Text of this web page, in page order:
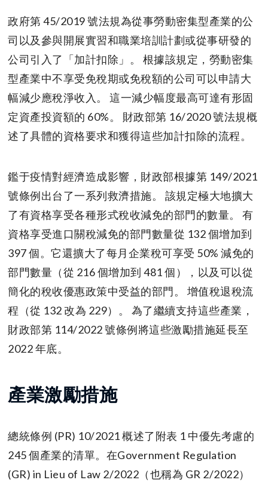
政府第 45/2019 號法規為從事勞動密集型產業的公
司以及參與開展實習和職業培訓計劃或從事研發的
公司引入了「加計扣除」。 根據該規定，勞動密集
型產業中不享受免稅期或免稅額的公司可以申請大
幅減少應稅淨收入。 這一減少幅度最高可達有形固
定資產投資額的 60%。 財政部第 16/2020 號法規概
述了具體的資格要求和獲得這些加計扣除的流程。
鑑于疫情對經濟造成影響，財政部根據第 149/2021
號條例出台了一系列救濟措施。 該規定極大地擴大
了有資格享受各種形式稅收減免的部門的數量。 有
資格享受進口關稅減免的部門數量從 132 個增加到
397 個。它還擴大了每月企業稅可享受 50% 減免的
部門數量（從 216 個增加到 481 個），以及可以從
簡化的稅收優惠政策中受益的部門。 增值稅退稅流
程（從 132 改為 229）。 為了繼續支持這些產業，
財政部第 114/2022 號條例將這些激勵措施延長至
2022 年底。
產業激勵措施
總統條例 (PR) 10/2021 概述了附表 1 中優先考慮的
245 個產業的清單。在Government Regulation
(GR) in Lieu of Law 2/2022（也稱為 GR 2/2022）